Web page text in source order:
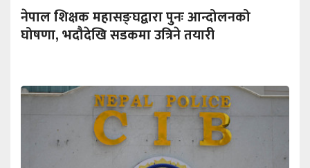
नेपाल शिक्षक महासङ्घद्वारा पुनः आन्दोलनको
घोषणा, भदौदेखि सडकमा उत्रिने तयारी